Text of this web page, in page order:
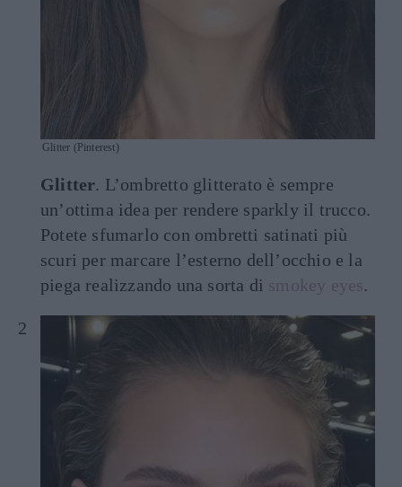
Glitter (Pinterest)
Glitter. L’ombretto glitterato è sempre
un’ottima idea per rendere sparkly il trucco.
Potete sfumarlo con ombretti satinati più
scuri per marcare l’esterno dell’occhio e la
piega realizzando una sorta di smokey eyes.